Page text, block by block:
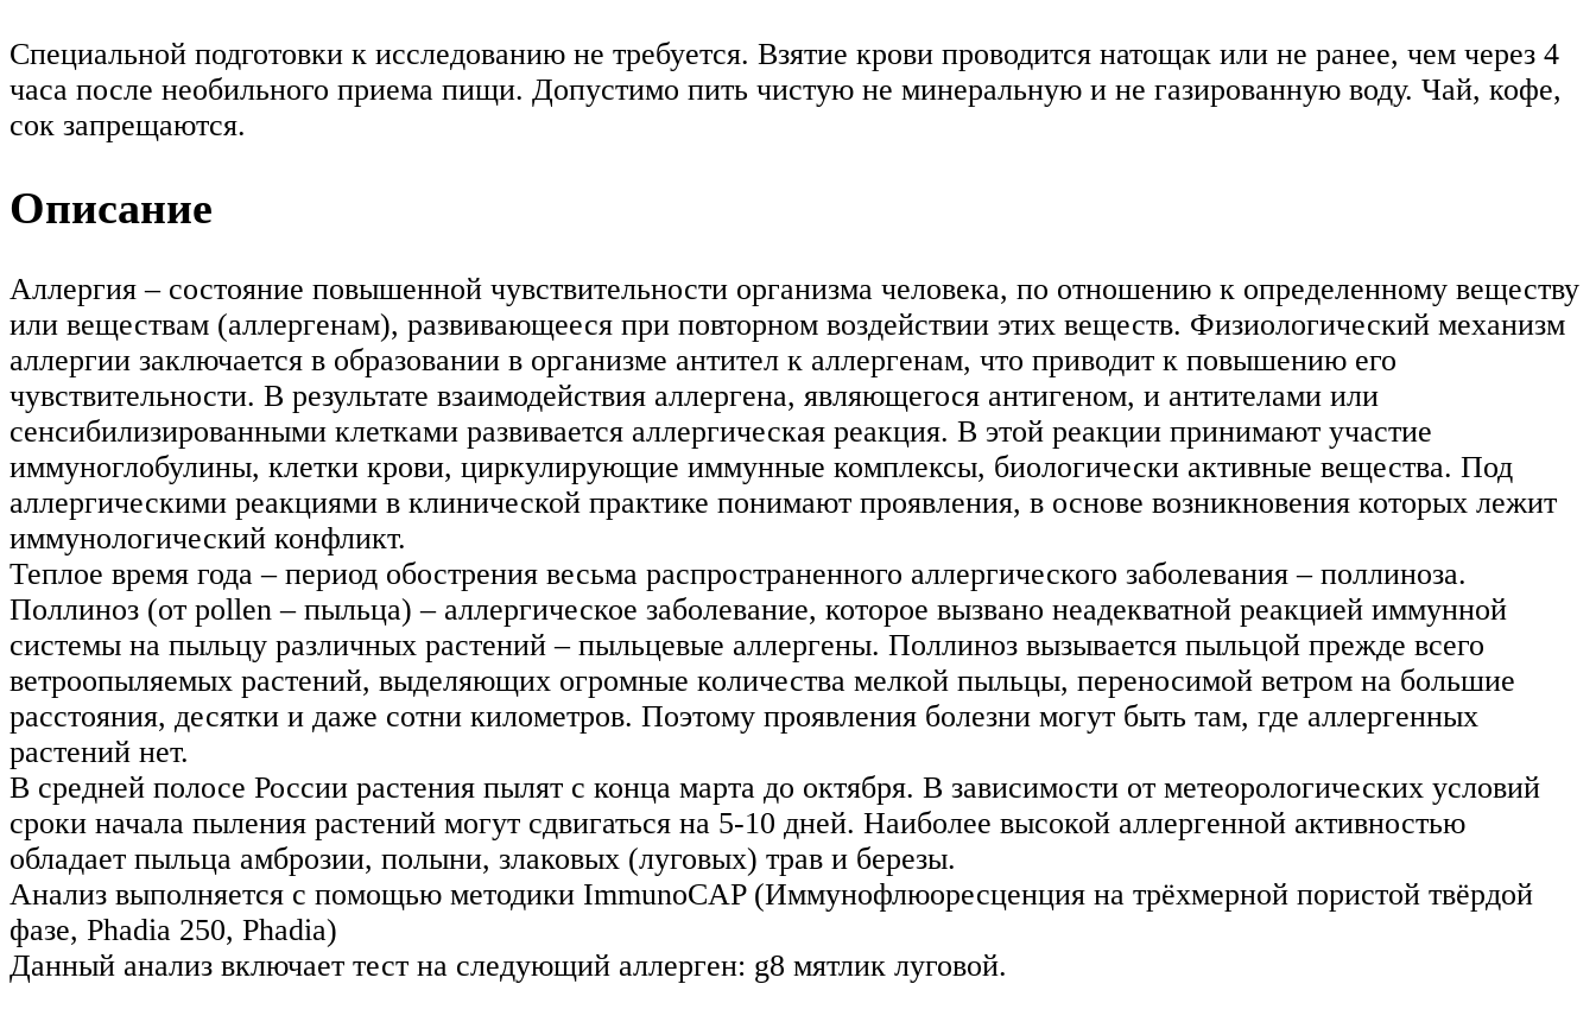
Специальной подготовки к исследованию не требуется. Взятие крови проводится натощак или не ранее, чем через 4
часа после необильного приема пищи. Допустимо пить чистую не минеральную и не газированную воду. Чай, кофе,
сок запрещаются.
Описание
Аллергия – состояние повышенной чувствительности организма человека, по отношению к определенному веществу
или веществам (аллергенам), развивающееся при повторном воздействии этих веществ. Физиологический механизм
аллергии заключается в образовании в организме антител к аллергенам, что приводит к повышению его
чувствительности. В результате взаимодействия аллергена, являющегося антигеном, и антителами или
сенсибилизированными клетками развивается аллергическая реакция. В этой реакции принимают участие
иммуноглобулины, клетки крови, циркулирующие иммунные комплексы, биологически активные вещества. Под
аллергическими реакциями в клинической практике понимают проявления, в основе возникновения которых лежит
иммунологический конфликт.
Теплое время года – период обострения весьма распространенного аллергического заболевания – поллиноза.
Поллиноз (от pollen – пыльца) – аллергическое заболевание, которое вызвано неадекватной реакцией иммунной
системы на пыльцу различных растений – пыльцевые аллергены. Поллиноз вызывается пыльцой прежде всего
ветроопыляемых растений, выделяющих огромные количества мелкой пыльцы, переносимой ветром на большие
расстояния, десятки и даже сотни километров. Поэтому проявления болезни могут быть там, где аллергенных
растений нет.
В средней полосе России растения пылят с конца марта до октября. В зависимости от метеорологических условий
сроки начала пыления растений могут сдвигаться на 5-10 дней. Наиболее высокой аллергенной активностью
обладает пыльца амброзии, полыни, злаковых (луговых) трав и березы.
Анализ выполняется с помощью методики ImmunoCAP (Иммунофлюоресценция на трёхмерной пористой твёрдой
фазе, Phadia 250, Phadia)
Данный анализ включает тест на следующий аллерген: g8 мятлик луговой.